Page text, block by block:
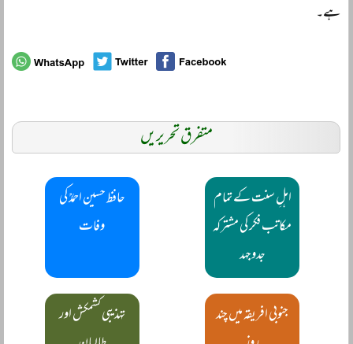
ہے۔
متفرق تحریریں
اہلِ سنت کے تمام
مکاتب فکر کی مشترکہ
جدوجہد
حافظ حسین احمدؒ کی
وفات
جنوبی افریقہ میں چند
تہذیبی کشمکش اور